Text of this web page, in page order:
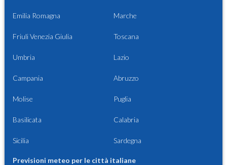
Emilia Romagna Marche
Friuli Venezia Giulia Toscana
Umbria Lazio
Campania Abruzzo
Molise Puglia
Basilicata Calabria
Sicilia Sardegna
Previsioni meteo per le città italiane